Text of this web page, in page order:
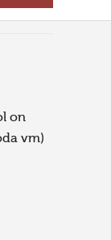
on
vm)